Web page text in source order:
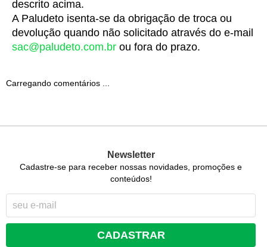
descrito acima.
A Paludeto isenta-se da obrigação de troca ou
sac@paludeto.com.br ou fora do prazo.
Carregando comentários ...
Newsletter
Cadastre-se para receber nossas novidades, promoções e
conteúdos!
CADASTRAR